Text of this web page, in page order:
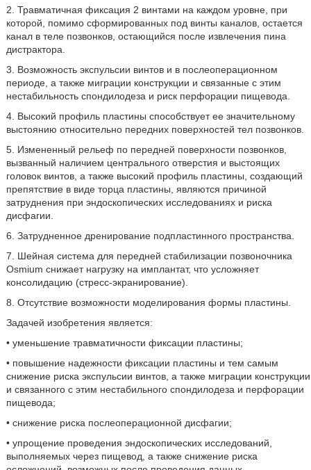
2. Травматичная фиксация 2 винтами на каждом уровне, при
которой, помимо сформированных под винты каналов, остается
канал в теле позвонков, остающийся после извлечения пина
дистрактора.
3. Возможность экспульсии винтов и в послеоперационном
периоде, а также миграции конструкции и связанные с этим
нестабильность спондилодеза и риск перфорации пищевода.
4. Высокий профиль пластины способствует ее значительному
выстоянию относительно передних поверхностей тел позвонков.
5. Измененный рельеф по передней поверхности позвонков,
вызванный наличием центрального отверстия и выстоящих
головок винтов, а также высокий профиль пластины, создающий
препятствие в виде торца пластины, являются причиной
затруднения при эндоскопических исследованиях и риска
дисфагии.
6. Затрудненное дренирование подпластинного пространства.
7. Шейная система для передней стабилизации позвоночника
Osmium снижает нагрузку на имплантат, что усложняет
консолидацию (стресс-экранирование).
8. Отсутствие возможности моделирования формы пластины.
Задачей изобретения является:
• уменьшение травматичности фиксации пластины;
• повышение надежности фиксации пластины и тем самым
снижение риска экспульсии винтов, а также миграции конструкции
и связанного с этим нестабильного спондилодеза и перфорации
пищевода;
• снижение риска послеоперационной дисфагии;
• упрощение проведения эндоскопических исследований,
выполняемых через пищевод, а также снижение риска